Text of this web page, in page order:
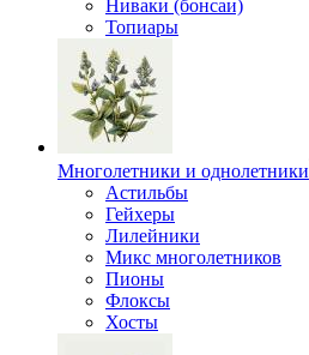
Ниваки (бонсаи)
Топиары
Многолетники и однолетники
Астильбы
Гейхеры
Лилейники
Микс многолетников
Пионы
Флоксы
Хосты